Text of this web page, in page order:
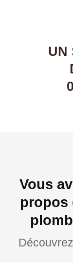
UN
Vous
propos